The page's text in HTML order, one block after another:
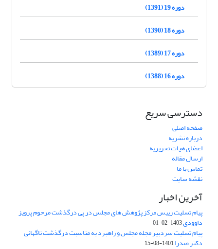
دوره 19 (1391)
دوره 18 (1390)
دوره 17 (1389)
دوره 16 (1388)
دسترسی سریع
صفحه اصلی
درباره نشریه
اعضای هیات تحریریه
ارسال مقاله
تماس با ما
نقشه سایت
آخرین اخبار
پیام تسلیت رییس مرکز پژوهش های مجلس در پی درگذشت مرحوم پرویز
داوودی1403-02-01
پیام تسلیت سردبیر مجله مجلس و راهبرد به مناسبت درگذشت ناگهانی
دکتر صدرا1401-08-15